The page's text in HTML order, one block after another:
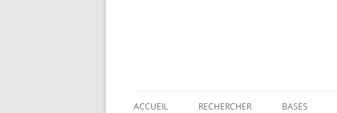
ACCUEIL RECHERCHER BASES